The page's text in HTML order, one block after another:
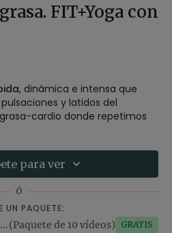
FIT+Yoga con
, dinámica e intensa que
y latidos del
cardio donde repetimos
la velocidad en
intensa)
para ver
Ó
UN PAQUETE:
Celebramos contigo los 2 millones de suscriptores en mi canal de YouTube(Paquete de 10 vídeos) Gratis